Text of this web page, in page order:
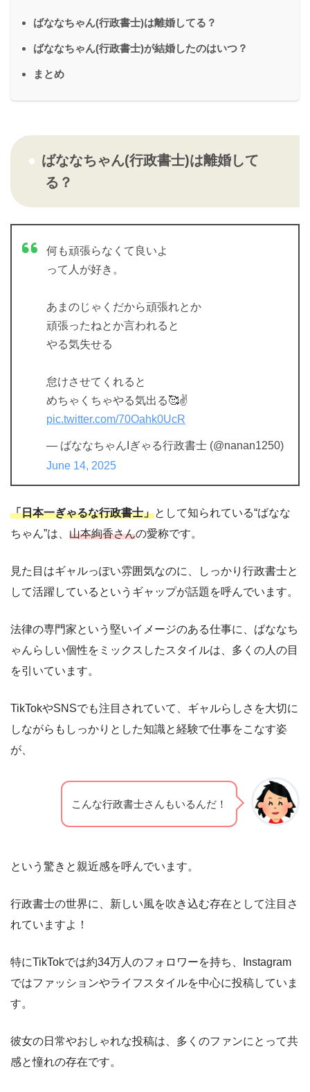
ばななちゃん(行政書士)は離婚してる？
ばななちゃん(行政書士)が結婚したのはいつ？
まとめ
ばななちゃん(行政書士)は離婚して
る？
何も頑張らなくて良いよ
って人が好き。
あまのじゃくだから頑張れとか
頑張ったねとか言われると
やる気失せる
怠けさせてくれると
めちゃくちゃやる気出る🥰✌️
pic.twitter.com/70Oahk0UcR
— ばななちゃんIぎゃる行政書士 (@nanan1250)
June 14, 2025
「日本一ぎゃるな行政書士」として知られている“ばなな
ちゃん”は、 山本絢香さんの愛称です。
見た目はギャルっぽい雰囲気なのに、しっかり行政書士と
して活躍しているというギャップが話題を呼んでいます。
法律の専門家という堅いイメージのある仕事に、ばななち
ゃんらしい個性をミックスしたスタイルは、多くの人の目
を引いています。
TikTokやSNSでも注目されていて、ギャルらしさを大切に
しながらもしっかりとした知識と経験で仕事をこなす姿
が、
こんな行政書士さんもいるんだ！
という驚きと親近感を呼んでいます。
行政書士の世界に、新しい風を吹き込む存在として注目さ
れていますよ！
特にTikTokでは約34万人のフォロワーを持ち、Instagram
ではファッションやライフスタイルを中心に投稿していま
す。
彼女の日常やおしゃれな投稿は、多くのファンにとって共
感と憧れの存在です。